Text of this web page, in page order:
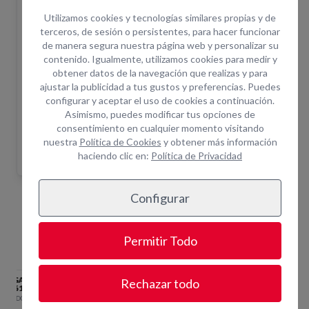
del equipo. Una vez realizada la solicitud un
asesor le confirmará disponibilidad.
¿Cuántas horas incluye el alquiler?+ info
¿Por qué alquilar en Opein?
Trabajamos primeras marcas del mercado.
Más de 200 empleados para darte el soporte que
necesitas.
Asistencia técnica in situ y servicio de combustible.
Equipos Relacionados
CARGADOR BATERIA 22-
36V
Utilizamos cookies y tecnologías similares propias y de
terceros, de sesión o persistentes, para hacer funcionar
de manera segura nuestra página web y personalizar su
contenido. Igualmente, utilizamos cookies para medir y
obtener datos de la navegación que realizas y para
ajustar la publicidad a tus gustos y preferencias. Puedes
configurar y aceptar el uso de cookies a continuación.
Asimismo, puedes modificar tus opciones de
consentimiento en cualquier momento visitando
nuestra Política de Cookies y obtener más información
haciendo clic en: Política de Privacidad
Configurar
Permitir Todo
Rechazar todo